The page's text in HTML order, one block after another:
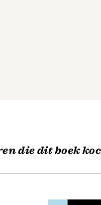
die dit boek